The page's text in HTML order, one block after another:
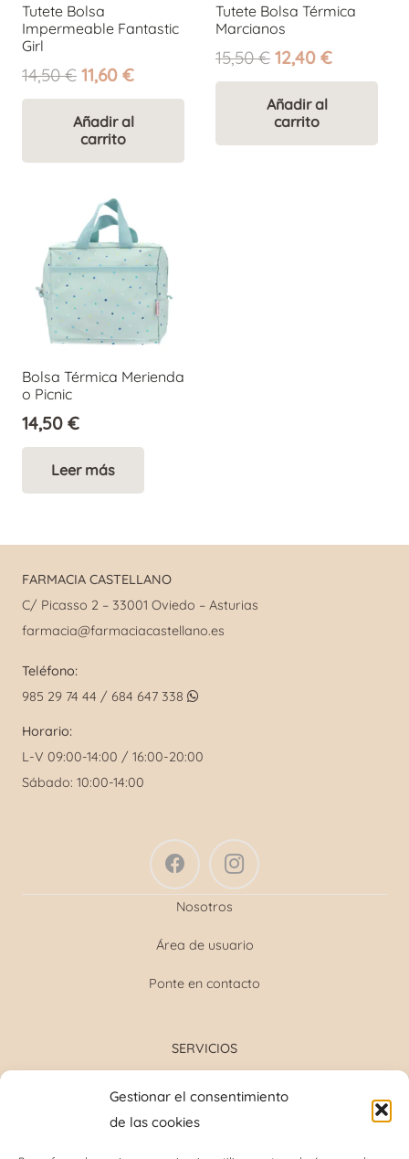
Gestionar el consentimiento
de las cookies
Tutete Bolsa
Impermeable Fantastic
Girl
14,50€ El
precio
original
era:
14,50 €.
11,60 €El
precio
actual
11,60 €.
Añadir al
carrito
Tutete Bolsa Térmica
Marcianos
15,50€ El
precio
original
era:
15,50 €.
12,40 €El
precio
12,40 €.
Añadir al
carrito
Bolsa Térmica Merienda
o Picnic
14,50 €
Leer más
FARMACIA CASTELLANO
C/ Picasso 2 – 33001 Oviedo – Asturias
farmacia@farmaciacastellano.es
Teléfono:
985 29 74 44 / 684 647 338
Horario:
L-V 09:00-14:00 / 16:00-20:00
Sábado: 10:00-14:00
Nosotros
Área de usuario
Ponte en contacto
SERVICIOS